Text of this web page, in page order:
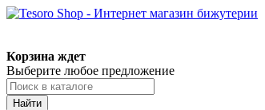
Корзина ждет
Выберите любое предложение
Найти